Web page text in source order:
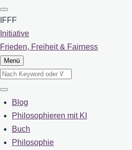
Direkt
zum
Inhalt
IFFF
Initiative
Frieden, Freiheit & Fairness
Menü
Suche
Suche
Main
navigation
Blog
Philosophieren mit KI
Buch
Philosophie